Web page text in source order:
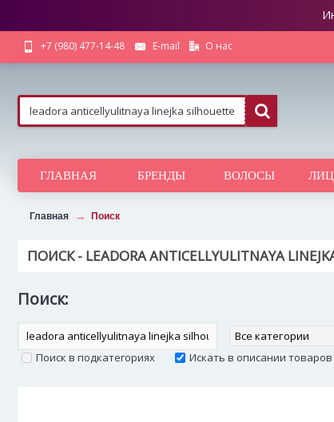
+7 (980) 477-14-48 E-mail О нас
ГЛАВНАЯ БРЕНДЫ ВОЛОСЫ
Главная Поиск
ПОИСК - LEADORA ANTICELLYULITNAYA
Поиск:
Поиск в подкатегориях Искать в описании товаров